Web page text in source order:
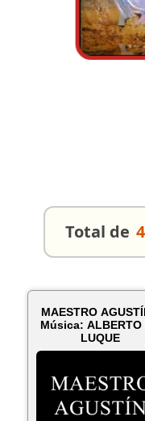
Total de
MAESTRO
Música: ALBERTO
LUQUE